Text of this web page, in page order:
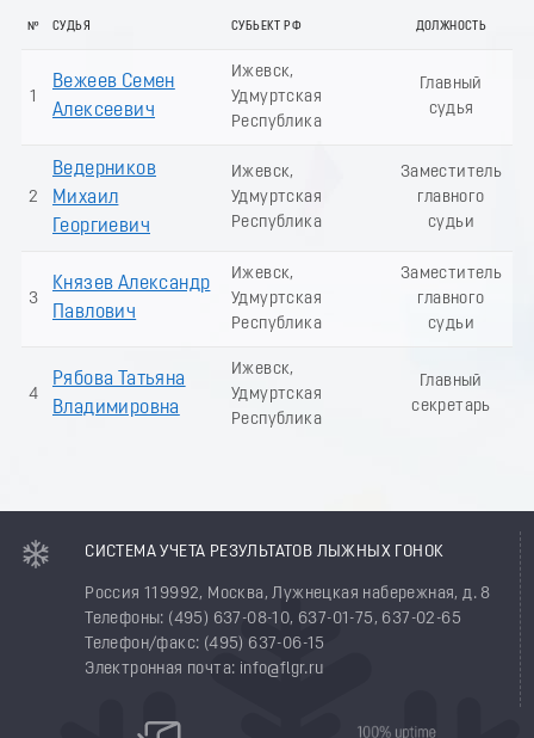
№ СУДЬЯ СУБЬЕКТ РФ ДОЛЖНОСТЬ
1
Вежеев Семен
Алексеевич
Ижевск,
Удмуртская
Республика
Главный
судья
2
Ведерников
Михаил
Георгиевич
Ижевск,
Удмуртская
Республика
Заместитель
главного
судьи
3
Князев Александр
Павлович
Ижевск,
Удмуртская
Республика
Заместитель
главного
судьи
4
Рябова Татьяна
Владимировна
Ижевск,
Удмуртская
Республика
Главный
секретарь
СИСТЕМА УЧЕТА РЕЗУЛЬТАТОВ ЛЫЖНЫХ ГОНОК
Россия 119992, Москва, Лужнецкая набережная, д. 8
Телефоны: (495) 637-08-10, 637-01-75, 637-02-65
Телефон/факс: (495) 637-06-15
Электронная почта: info@flgr.ru